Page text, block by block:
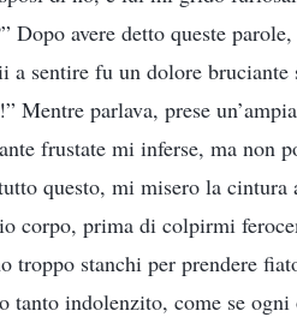
Dopo avere detto queste
a sentire fu un dolore
Mentre parlava, prese
frustate mi inferse, ma non
questo, mi misero la
corpo, prima di colpirmi
troppo stanchi per prendere
tanto indolenzito, come se